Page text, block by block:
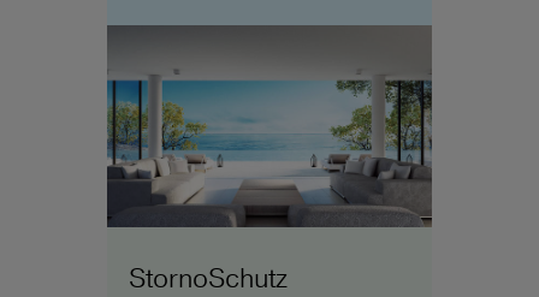
StornoSchutz